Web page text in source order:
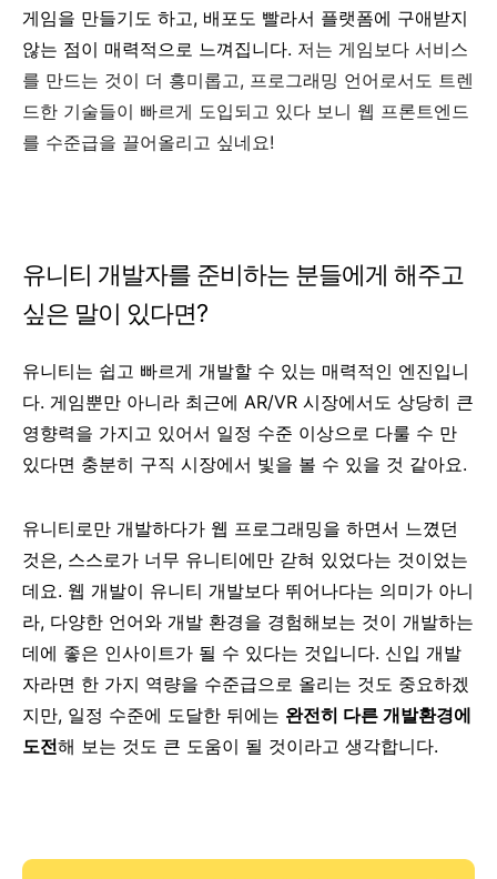
게임을 만들기도 하고, 배포도 빨라서 플랫폼에 구애받지
않는 점이 매력적으로 느껴집니다. 저는 게임보다 서비스
를 만드는 것이 더 흥미롭고, 프로그래밍 언어로서도 트렌
드한 기술들이 빠르게 도입되고 있다 보니 웹 프론트엔드
를 수준급을 끌어올리고 싶네요!
유니티 개발자를 준비하는 분들에게 해주고
싶은 말이 있다면?
유니티는 쉽고 빠르게 개발할 수 있는 매력적인 엔진입니
다. 게임뿐만 아니라 최근에 AR/VR 시장에서도 상당히 큰
영향력을 가지고 있어서 일정 수준 이상으로 다룰 수 만
있다면 충분히 구직 시장에서 빛을 볼 수 있을 것 같아요.
유니티로만 개발하다가 웹 프로그래밍을 하면서 느꼈던
것은, 스스로가 너무 유니티에만 갇혀 있었다는 것이었는
데요. 웹 개발이 유니티 개발보다 뛰어나다는 의미가 아니
라, 다양한 언어와 개발 환경을 경험해보는 것이 개발하는
데에 좋은 인사이트가 될 수 있다는 것입니다. 신입 개발
자라면 한 가지 역량을 수준급으로 올리는 것도 중요하겠
지만, 일정 수준에 도달한 뒤에는 완전히 다른 개발환경에
도전해 보는 것도 큰 도움이 될 것이라고 생각합니다.